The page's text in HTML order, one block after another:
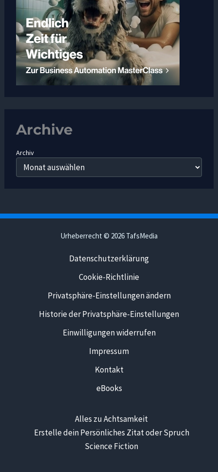
Archive
Archiv
Urheberrecht © 2026 TafsMedia
Datenschutzerklärung
Cookie-Richtlinie
Privatsphäre-Einstellungen ändern
Historie der Privatsphäre-Einstellungen
Einwilligungen widerrufen
Impressum
Kontakt
eBooks
Alles zu Achtsamkeit
Erstelle dein Persönliches Zitat oder Spruch
Science Fiction